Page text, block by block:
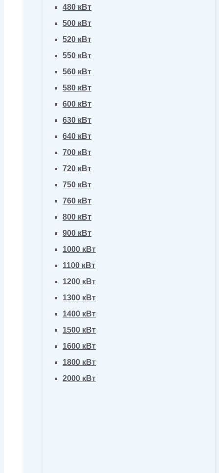
480 кВт
500 кВт
520 кВт
550 кВт
560 кВт
580 кВт
600 кВт
630 кВт
640 кВт
700 кВт
720 кВт
750 кВт
760 кВт
800 кВт
900 кВт
1000 кВт
1100 кВт
1200 кВт
1300 кВт
1400 кВт
1500 кВт
1600 кВт
1800 кВт
2000 кВт